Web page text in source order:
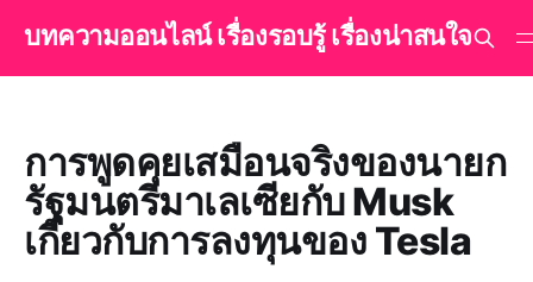
บทความออนไลน์ เรื่องรอบรู้ เรื่องน่าสนใจ
การพูดคุยเสมือนจริงของนายก
รัฐมนตรีมาเลเซียกับ Musk
เกี่ยวกับการลงทุนของ Tesla